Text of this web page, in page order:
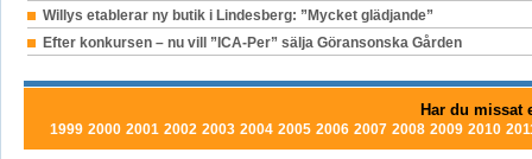
Willys etablerar ny butik i Lindesberg: ”Mycket glädjande”
Efter konkursen – nu vill ”ICA-Per” sälja Göransonska Gården
Har du missat
1999 2000 2001 2002 2003 2004 2005 2006 2007 2008 2009 2010